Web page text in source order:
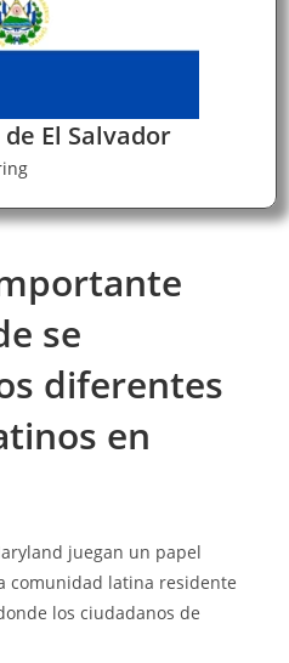
El Salvador
se
diferentes
en
juegan un papel
comunidad latina residente
los ciudadanos de